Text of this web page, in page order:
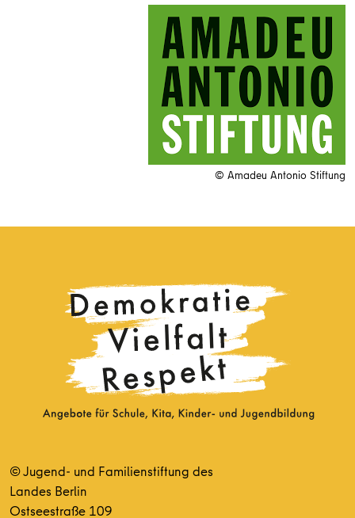
© Amadeu Antonio Stiftung
© Jugend- und Familienstiftung des
Landes Berlin
Ostseestraße 109